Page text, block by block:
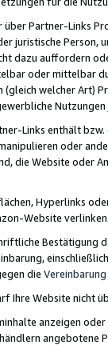
Partner-Links
juristische
dazu auffordern
oder mittelbar
welcher Art)
Links enthält
oder
die Website oder
Hyperlinks
Website
die Vereinbarung
Ihre Website nicht
anzeigen